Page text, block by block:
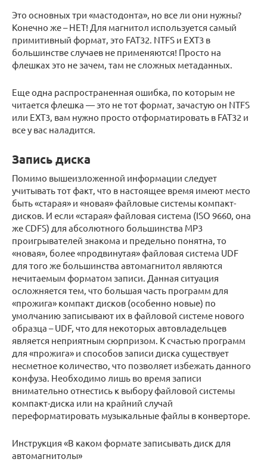
Это основных три «мастодонта», но все ли они нужны?
Конечно же – НЕТ! Для магнитол используется самый
примитивный формат, это FAT32. NTFS и EXT3 в
большинстве случаев не применяются! Просто на
флешках это не зачем, там не сложных метаданных.
Еще одна распространенная ошибка, по которым не
читается флешка — это не тот формат, зачастую он NTFS
или EXT3, вам нужно просто отформатировать в FAT32 и
все у вас наладится.
Запись диска
Помимо вышеизложенной информации следует
учитывать тот факт, что в настоящее время имеют место
быть «старая» и «новая» файловые системы компакт-
дисков. И если «старая» файловая система (ISO 9660, она
же CDFS) для абсолютного большинства MP3
проигрывателей знакома и предельно понятна, то
«новая», более «продвинутая» файловая система UDF
для того же большинства автомагнитол являются
нечитаемым форматом записи. Данная ситуация
осложняется тем, что большая часть программ для
«прожига» компакт дисков (особенно новые) по
умолчанию записывают их в файловой системе нового
образца – UDF, что для некоторых автовладельцев
является неприятным сюрпризом. К счастью программ
для «прожига» и способов записи диска существует
несметное количество, что позволяет избежать данного
конфуза. Необходимо лишь во время записи
внимательно отнестись к выбору файловой системы
компакт-диска или на крайний случай
переформатировать музыкальные файлы в конверторе.
Инструкция «В каком формате записывать диск для
автомагнитолы»